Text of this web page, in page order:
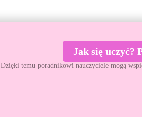
Jak się uczyć?
Dzięki temu poradnikowi nauczyciele mogą